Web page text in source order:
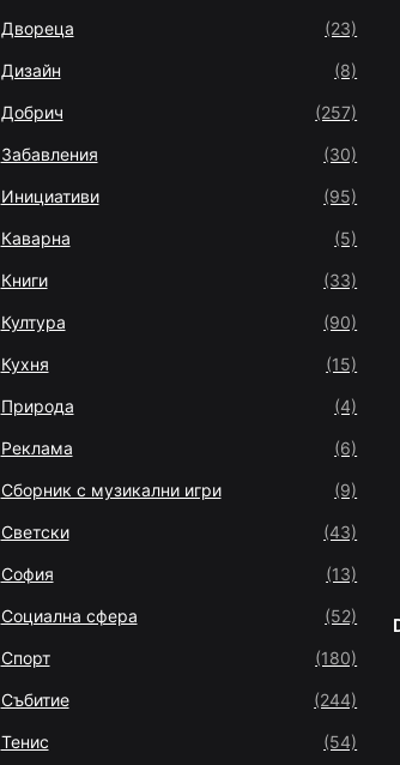
Двореца (23)
Дизайн (8)
Добрич (257)
Забавления (30)
Инициативи (95)
Каварна (5)
Книги (33)
Култура (90)
Кухня (15)
Природа (4)
Реклама (6)
Сборник с музикални игри (9)
Светски (43)
София (13)
Социална сфера (52)
Спорт (180)
Събитие (244)
Тенис (54)